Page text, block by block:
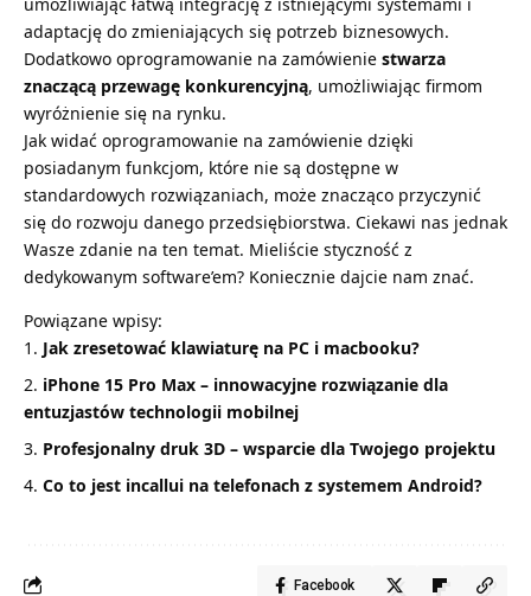
adaptację do zmieniających się potrzeb biznesowych.
Dodatkowo oprogramowanie na zamówienie stwarza
znaczącą przewagę konkurencyjną, umożliwiając firmom
wyróżnienie się na rynku.
Jak widać oprogramowanie na zamówienie dzięki
posiadanym funkcjom, które nie są dostępne w
standardowych rozwiązaniach, może znacząco przyczynić
się do rozwoju danego przedsiębiorstwa. Ciekawi nas jednak
Wasze zdanie na ten temat. Mieliście styczność z
dedykowanym software’em? Koniecznie dajcie nam znać.
Powiązane wpisy:
Jak zresetować klawiaturę na PC i macbooku?
iPhone 15 Pro Max – innowacyjne rozwiązanie dla
entuzjastów technologii mobilnej
Profesjonalny druk 3D – wsparcie dla Twojego projektu
Co to jest incallui na telefonach z systemem Android?
Facebook